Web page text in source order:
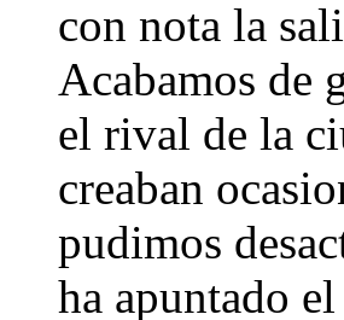
con nota la
Acabamos de
el rival de la
creaban
pudimos
ha apuntado